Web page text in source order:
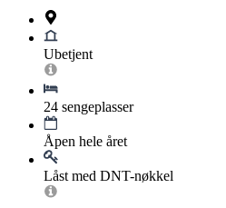
Ubetjent
24 sengeplasser
Åpen hele året
Låst med DNT-nøkkel